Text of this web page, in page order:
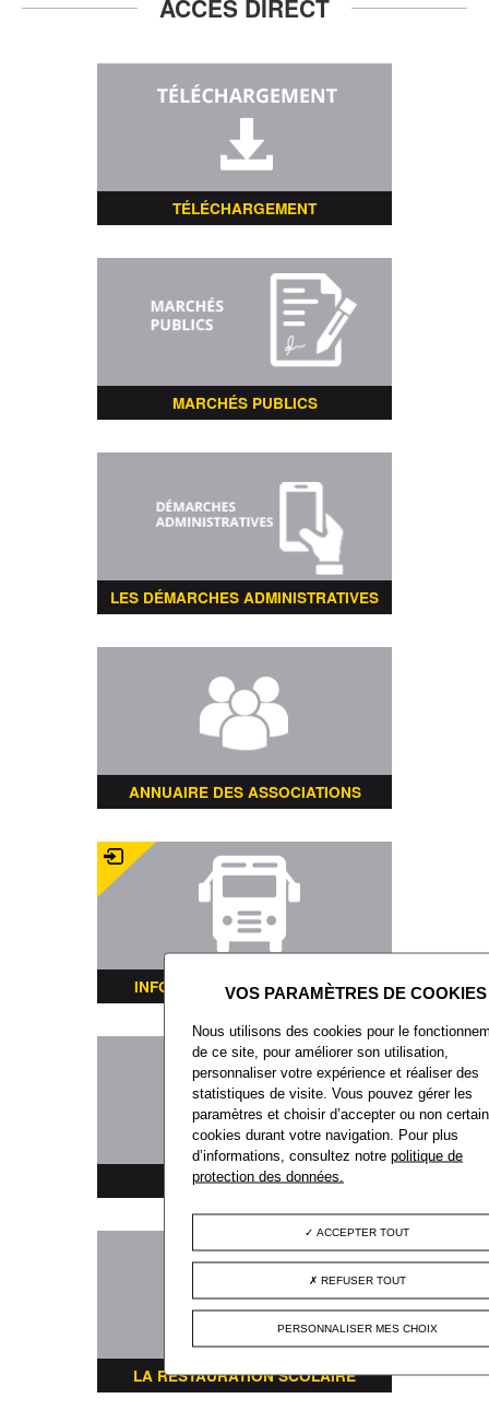
ACCÈS DIRECT
TÉLÉCHARGEMENT
MARCHÉS PUBLICS
LES DÉMARCHES ADMINISTRATIVES
ANNUAIRE DES ASSOCIATIONS
INFORMATIONS TRANSPORTS
PLAN DE LA VILLE
LA RESTAURATION SCOLAIRE
Nous utilisons des cookies pour le
de ce site, pour améliorer son utilisation,
personnaliser votre expérience et réaliser des
statistiques de visite. Vous pouvez gérer les
paramètres et choisir d’accepter ou non
cookies durant votre navigation. Pour plus
d’informations, consultez notrepolitique de
protection des données.
ACCEPTER TOUT
REFUSER TOUT
PERSONNALISER MES CHOIX